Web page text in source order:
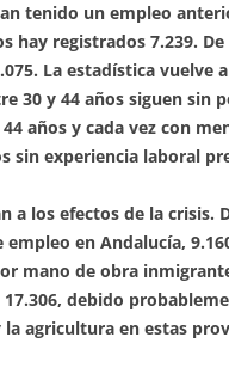
tenido un empleo
hay registrados 7.239.
La estadística vuelve
30 y 44 años siguen sin
años y cada vez con
sin experiencia laboral
a los efectos de la crisis.
en Andalucía,
mano de obra
debido
agricultura en estas